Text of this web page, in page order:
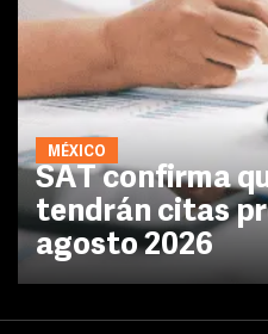
MÉXICO
SAT confirma
tendrán citas
agosto 2026